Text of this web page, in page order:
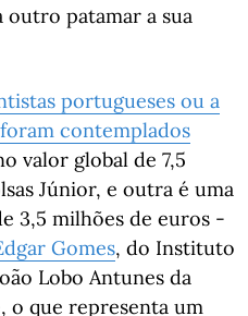
outro patamar a sua
portugueses ou a
contemplados
valor global de 7,5
Júnior, e outra é uma
3,5 milhões de euros -
Gomes, do Instituto
Lobo Antunes da
o que representa um